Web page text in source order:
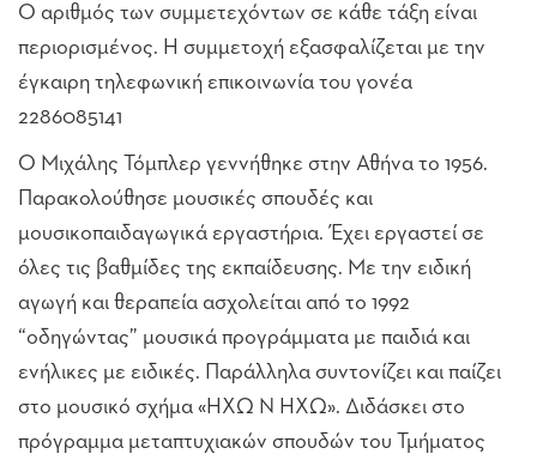
Ο αριθμός των συμμετεχόντων σε κάθε τάξη είναι
περιορισμένος. Η συμμετοχή εξασφαλίζεται με την
έγκαιρη τηλεφωνική επικοινωνία του γονέα
2286085141
Ο Μιχάλης Τόμπλερ γεννήθηκε στην Αθήνα το 1956.
Παρακολούθησε μουσικές σπουδές και
μουσικοπαιδαγωγικά εργαστήρια. Έχει εργαστεί σε
όλες τις βαθμίδες της εκπαίδευσης. Με την ειδική
αγωγή και θεραπεία ασχολείται από το 1992
“οδηγώντας” μουσικά προγράμματα με παιδιά και
ενήλικες με ειδικές. Παράλληλα συντονίζει και παίζει
στο μουσικό σχήμα «ΗΧΩ Ν ΗΧΩ». Διδάσκει στο
πρόγραμμα μεταπτυχιακών σπουδών του Τμήματος